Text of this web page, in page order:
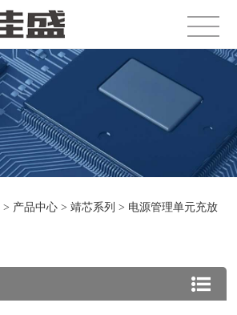
> 产品中心 >靖芯系列 > 电源管理单元充放